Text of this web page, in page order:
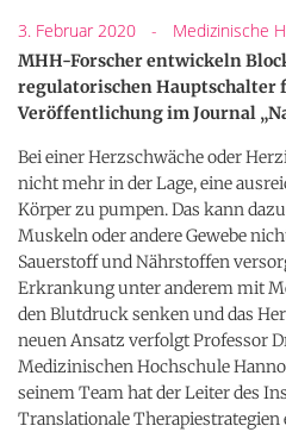
3. Februar 2020 - Medizinische
MHH-Forscher entwickeln
regulatorischen
Veröffentlichung im Journal
Bei einer Herzschwäche oder
nicht mehr in der Lage, eine
Körper zu pumpen. Das kann
Muskeln oder andere Gewebe
Sauerstoff und Nährstoffen
Erkrankung unter anderem mit
den Blutdruck senken und das
neuen Ansatz verfolgt Professor
Medizinischen Hochschule
seinem Team hat der Leiter des
Translationale Therapiestrategien